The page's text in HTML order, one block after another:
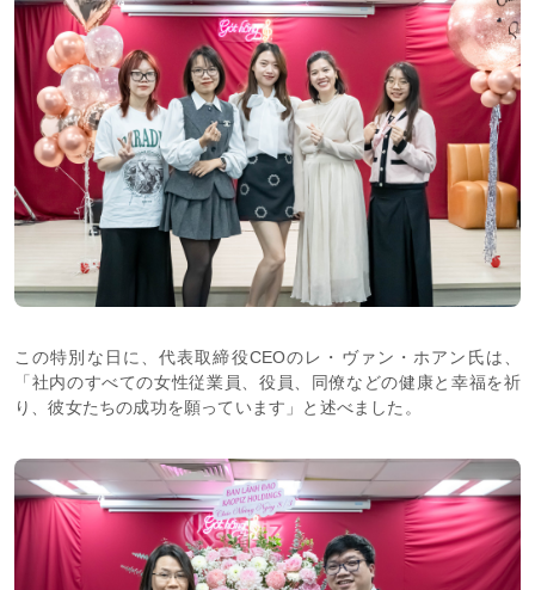
この特別な日に、代表取締役CEOのレ・ヴァン・ホアン氏は、
「社内のすべての女性従業員、役員、同僚などの健康と幸福を祈
り、彼女たちの成功を願っています」と述べました。